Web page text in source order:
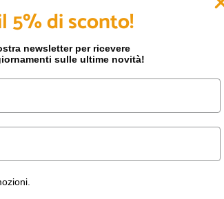
5% di sconto!
newsletter per ricevere
sulle ultime novità!